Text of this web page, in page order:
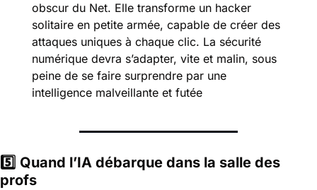
obscur du Net. Elle transforme un hacker
solitaire en petite armée, capable de créer des
attaques uniques à chaque clic. La sécurité
numérique devra s’adapter, vite et malin, sous
peine de se faire surprendre par une
intelligence malveillante et futée
5️⃣ Quand l’IA débarque dans la salle des
profs